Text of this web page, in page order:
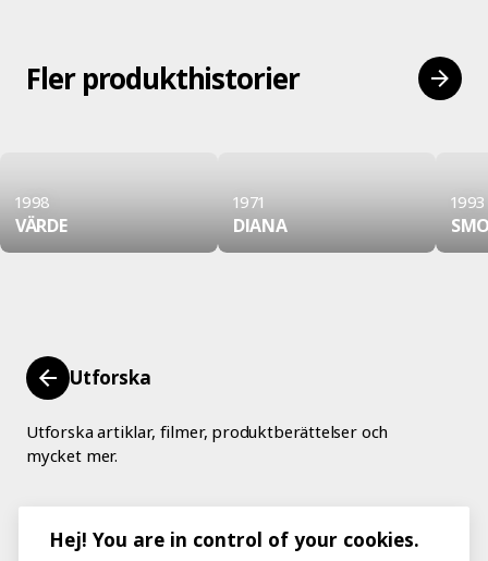
Fler produkthistorier
1998
VÄRDE
1971
DIANA
1993
Utforska
Utforska artiklar, filmer, produktberättelser och
mycket mer.
Hej! You are in control of your cookies.